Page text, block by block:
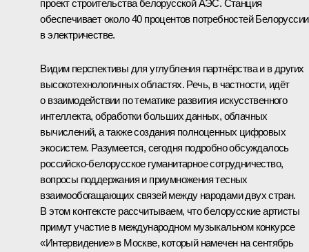
проект строительства белорусской АЭС. Станция
обеспечивает около 40 процентов потребностей Белоруссии
в электричестве.
Видим перспективы для углубления партнёрства и в других
высокотехнологичных областях. Речь, в частности, идёт
о взаимодействии по тематике развития искусственного
интеллекта, обработки больших данных, облачных
вычислений, а также создания полноценных цифровых
экосистем. Разумеется, сегодня подробно обсуждалось
российско-белорусское гуманитарное сотрудничество,
вопросы поддержания и приумножения тесных
взаимообогащающих связей между народами двух стран.
В этом контексте рассчитываем, что белорусские артисты
примут участие в международном музыкальном конкурсе
«Интервидение» в Москве, который намечен на сентябрь